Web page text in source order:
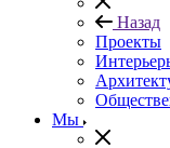
Назад
Проекты
Мы